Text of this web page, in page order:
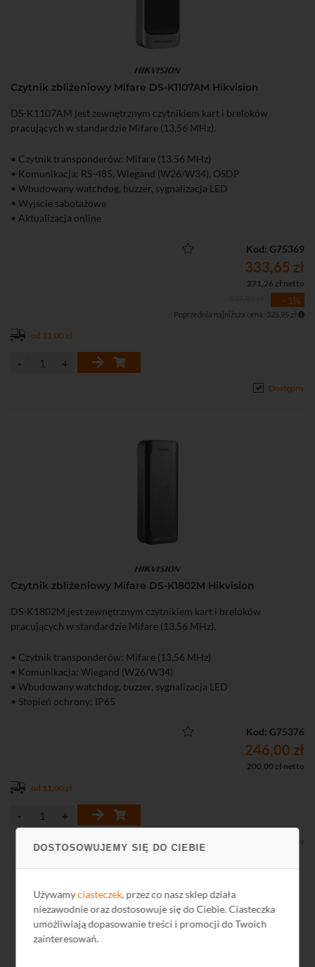
DOSTOSOWUJEMY SIĘ DO CIEBIE
Używamyciasteczek, przez co nasz sklep działa
niezawodnie oraz dostosowuje się do Ciebie. Ciasteczka
umożliwiają dopasowanie treści i promocji do Twoich
zainteresowań.
Czytnik zbliżeniowy Mifare DS-K1107AM Hikvision
DS-K1107AM jest zewnętrznym czytnikiem kart i breloków
pracujących w standardzie Mifare (13,56 MHz).
• Czytnik transponderów: Mifare (13,56 MHz)
• Komunikacja: RS-485, Wiegand (W26/W34), OSDP
• Wbudowany watchdog, buzzer, sygnalizacja LED
• Wyjście sabotażowe
• Aktualizacja online
Kod: G75369
333,65 zł
271,26 zł netto
- 1%
Poprzednia najniższa cena: 325,95 zł
od 11,00 zł
Dostępny
Czytnik zbliżeniowy Mifare DS-K1802M Hikvision
DS-K1802M jest zewnętrznym czytnikiem kart i breloków
pracujących w standardzie Mifare (13,56 MHz).
• Czytnik transponderów: Mifare (13,56 MHz)
• Komunikacja: Wiegand (W26/W34)
• Wbudowany watchdog, buzzer, sygnalizacja LED
• Stopień ochrony: IP65
Kod: G75376
246,00 zł
200,00 zł netto
od 11,00 zł
Dostępny